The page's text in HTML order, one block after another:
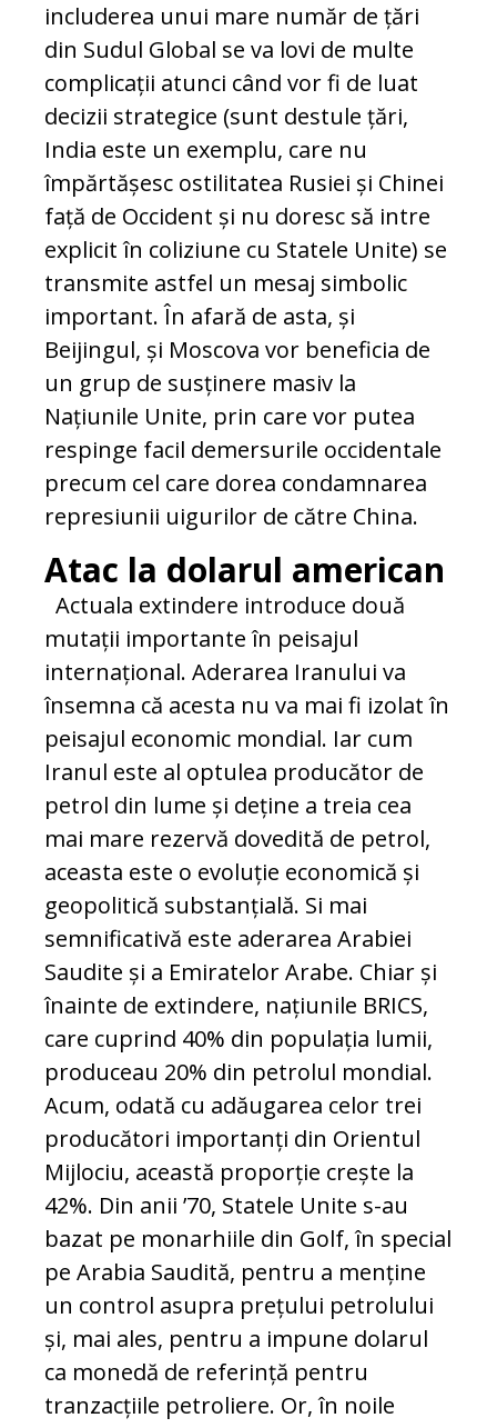
includerea unui mare număr de țări
din Sudul Global se va lovi de multe
complicații atunci când vor fi de luat
decizii strategice (sunt destule țări,
India este un exemplu, care nu
împărtășesc ostilitatea Rusiei și Chinei
față de Occident și nu doresc să intre
explicit în coliziune cu Statele Unite) se
transmite astfel un mesaj simbolic
important. În afară de asta, și
Beijingul, și Moscova vor beneficia de
un grup de susținere masiv la
Națiunile Unite, prin care vor putea
respinge facil demersurile occidentale
precum cel care dorea condamnarea
represiunii uigurilor de către China.
Atac la dolarul american
Actuala extindere introduce două
mutații importante în peisajul
internațional. Aderarea Iranului va
însemna că acesta nu va mai fi izolat în
peisajul economic mondial. Iar cum
Iranul este al optulea producător de
petrol din lume și deține a treia cea
mai mare rezervă dovedită de petrol,
aceasta este o evoluție economică și
geopolitică substanțială. Si mai
semnificativă este aderarea Arabiei
Saudite și a Emiratelor Arabe. Chiar și
înainte de extindere, națiunile BRICS,
care cuprind 40% din populația lumii,
produceau 20% din petrolul mondial.
Acum, odată cu adăugarea celor trei
producători importanți din Orientul
Mijlociu, această proporție crește la
42%. Din anii ’70, Statele Unite s-au
bazat pe monarhiile din Golf, în special
pe Arabia Saudită, pentru a menține
un control asupra prețului petrolului
și, mai ales, pentru a impune dolarul
ca monedă de referință pentru
tranzacțiile petroliere. Or, în noile